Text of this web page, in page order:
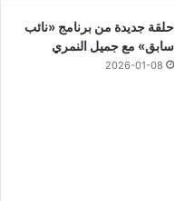
حلقة جديدة من برنامج «نائب
سابق» مع جميل النمري
2026-01-08